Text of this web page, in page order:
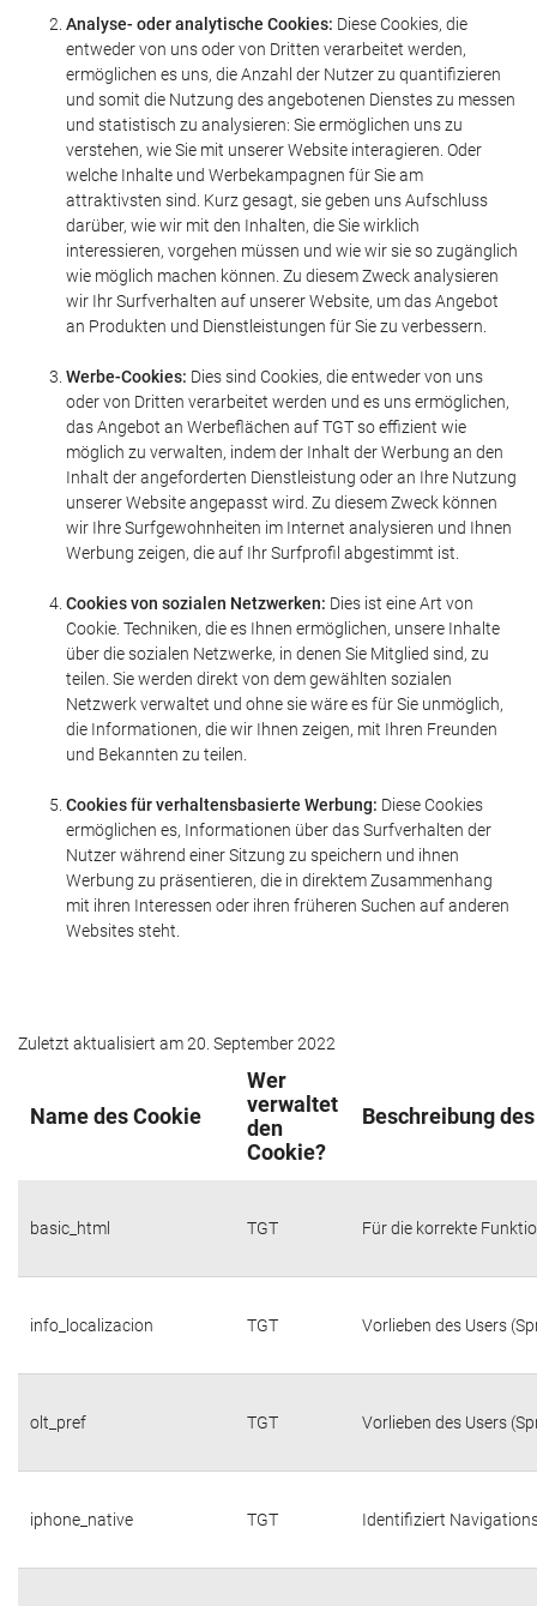
Analyse- oder analytische Cookies: Diese Cookies, die
entweder von uns oder von Dritten verarbeitet werden,
ermöglichen es uns, die Anzahl der Nutzer zu quantifizieren
und somit die Nutzung des angebotenen Dienstes zu messen
und statistisch zu analysieren: Sie ermöglichen uns zu
verstehen, wie Sie mit unserer Website interagieren. Oder
welche Inhalte und Werbekampagnen für Sie am
attraktivsten sind. Kurz gesagt, sie geben uns Aufschluss
darüber, wie wir mit den Inhalten, die Sie wirklich
interessieren, vorgehen müssen und wie wir sie so zugänglich
wie möglich machen können. Zu diesem Zweck analysieren
wir Ihr Surfverhalten auf unserer Website, um das Angebot
an Produkten und Dienstleistungen für Sie zu verbessern.
Werbe-Cookies: Dies sind Cookies, die entweder von uns
oder von Dritten verarbeitet werden und es uns ermöglichen,
das Angebot an Werbeflächen auf TGT so effizient wie
möglich zu verwalten, indem der Inhalt der Werbung an den
Inhalt der angeforderten Dienstleistung oder an Ihre Nutzung
unserer Website angepasst wird. Zu diesem Zweck können
wir Ihre Surfgewohnheiten im Internet analysieren und Ihnen
Werbung zeigen, die auf Ihr Surfprofil abgestimmt ist.
Cookies von sozialen Netzwerken: Dies ist eine Art von
Cookie. Techniken, die es Ihnen ermöglichen, unsere Inhalte
über die sozialen Netzwerke, in denen Sie Mitglied sind, zu
teilen. Sie werden direkt von dem gewählten sozialen
Netzwerk verwaltet und ohne sie wäre es für Sie unmöglich,
die Informationen, die wir Ihnen zeigen, mit Ihren Freunden
und Bekannten zu teilen.
Cookies für verhaltensbasierte Werbung: Diese Cookies
ermöglichen es, Informationen über das Surfverhalten der
Nutzer während einer Sitzung zu speichern und ihnen
Werbung zu präsentieren, die in direktem Zusammenhang
mit ihren Interessen oder ihren früheren Suchen auf anderen
Websites steht.
Zuletzt aktualisiert am 20. September 2022
Name des Cookie
Wer
verwaltet
den
Cookie?
Beschreibung
basic_html TGT Für die korrekte
info_localizacion TGT Vorlieben des Users
olt_pref TGT Vorlieben des Users
iphone_native TGT Identifiziert